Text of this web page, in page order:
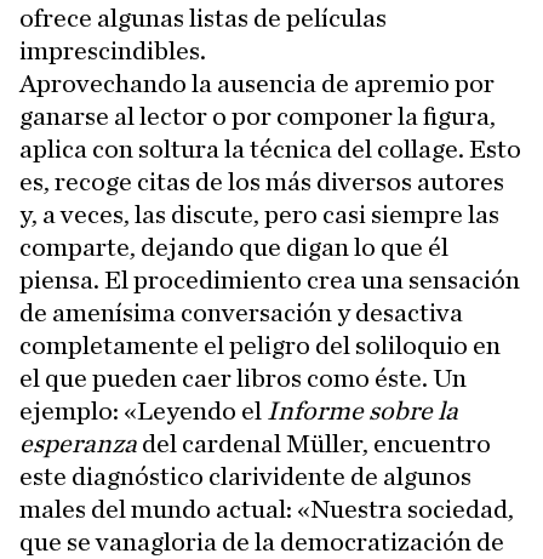
ofrece algunas listas de películas
imprescindibles.
Aprovechando la ausencia de apremio por
ganarse al lector o por componer la figura,
aplica con soltura la técnica del collage. Esto
es, recoge citas de los más diversos autores
y, a veces, las discute, pero casi siempre las
comparte, dejando que digan lo que él
piensa. El procedimiento crea una sensación
de amenísima conversación y desactiva
completamente el peligro del soliloquio en
el que pueden caer libros como éste. Un
ejemplo: «Leyendo el Informe sobre la
esperanza del cardenal Müller, encuentro
este diagnóstico clarividente de algunos
males del mundo actual: «Nuestra sociedad,
que se vanagloria de la democratización de